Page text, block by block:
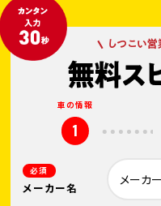
車の情報
1
必須
メーカー名